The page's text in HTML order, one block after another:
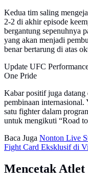
Kedua tim saling
2-2 di akhir episode
bergantung sepenuhnya
yang akan menjadi
benar bertarung di atas
Update UFC
One Pride
Kabar positif juga
pembinaan internasional.
satu fighter dalam
untuk mengikuti “Road
Baca Juga Nonton Live
Fight Card Eksklusif di
Mencetak